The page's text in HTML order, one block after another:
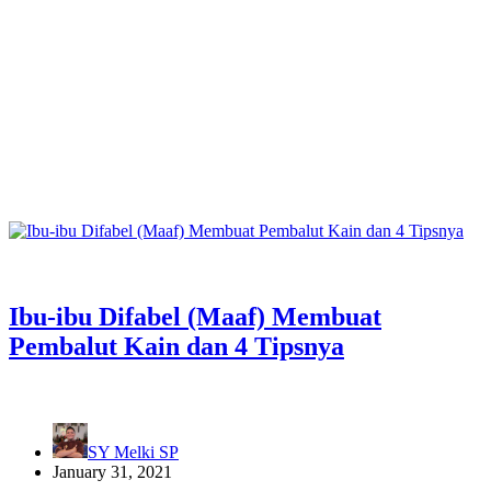
Ibu-ibu Difabel (Maaf) Membuat
Pembalut Kain dan 4 Tipsnya
SY Melki SP
January 31, 2021